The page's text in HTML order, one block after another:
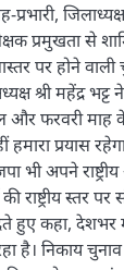
प्रभारी,
प्रमुखता से
पर होने वाली
श्री महेंद्र भट्ट
और फरवरी
हमारा प्रयास
भी अपने
की राष्ट्रीय स्तर
देते हुए कहा,
है। निकाय